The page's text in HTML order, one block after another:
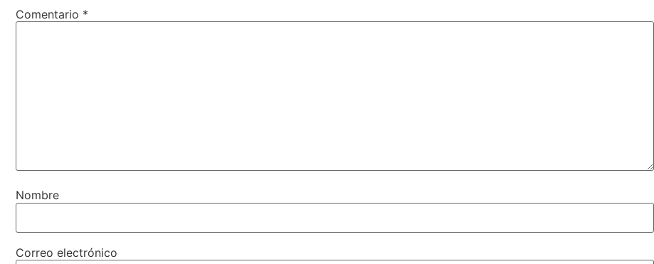
Comentario *
Nombre
Correo electrónico